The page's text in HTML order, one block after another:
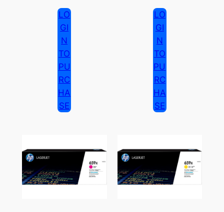
LO
GI
N
TO
PU
RC
HA
SE
LO
GI
N
TO
PU
RC
HA
SE